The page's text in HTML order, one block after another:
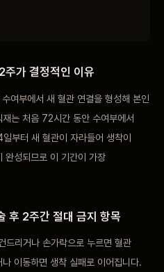
주가 결정적인 이유
여부에서 새 혈관 연결을 형성해 본인
는 처음 72시간 동안 수여부에서
부터 새 혈관이 자라들어 생착이
완성되므로 이 기간이 가장
후 2주간 절대 금지 항목
드리거나 손가락으로 누르면 혈관
이동하면 생착 실패로 이어집니다.